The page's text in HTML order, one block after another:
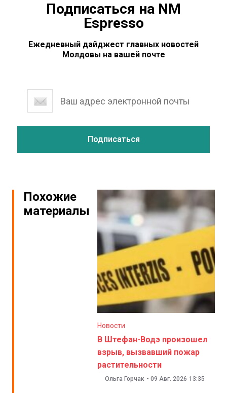
Подписаться на NM
Espresso
Ежедневный дайджест главных новостей
Молдовы на вашей почте
Похожие
материалы
Новости
В Штефан-Водэ произошел
взрыв, вызвавший пожар
растительности
Ольга Горчак - 09 Авг. 2026 13:35